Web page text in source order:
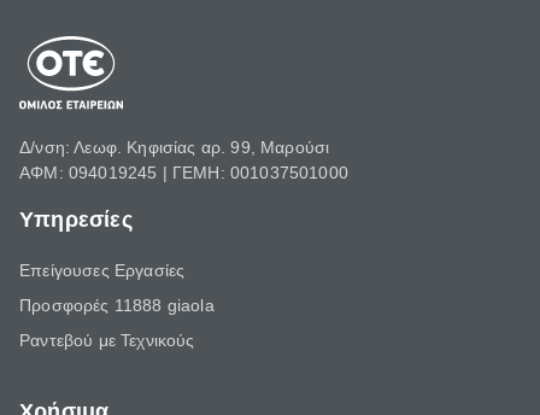
Δ/νση: Λεωφ. Κηφισίας αρ. 99, Μαρούσι
ΑΦΜ: 094019245 | ΓΕΜΗ: 001037501000
Υπηρεσίες
Επείγουσες Εργασίες
Προσφορές 11888 giaola
Ραντεβού με Τεχνικούς